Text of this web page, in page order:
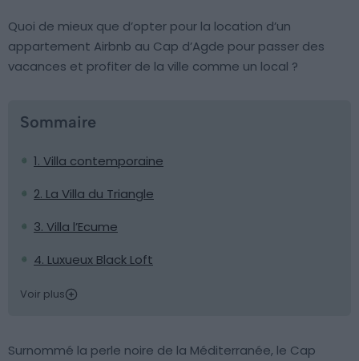
Quoi de mieux que d’opter pour la location d’un
appartement Airbnb au Cap d’Agde pour passer des
vacances et profiter de la ville comme un local ?
Sommaire
1. Villa contemporaine
2. La Villa du Triangle
3. Villa l’Ecume
4. Luxueux Black Loft
Voir plus
Surnommé la perle noire de la Méditerranée, le Cap